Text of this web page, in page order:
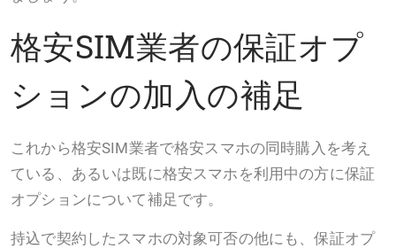
格安SIM業者の保証オプ
ションの加入の補足
これから格安SIM業者で格安スマホの同時購入を考え
ている、あるいは既に格安スマホを利用中の方に保証
オプションについて補足です。
持込で契約したスマホの対象可否の他にも、保証オプ